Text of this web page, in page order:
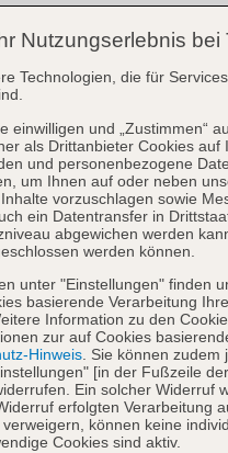
Nutzungserlebnis bei
Technologien, die für
einwilligen und „Zustimmen“
als Drittanbieter Cookies auf
und personenbezogene
um Ihnen auf oder neben
vorzuschlagen sowie
ein Datentransfer in
abgewichen werden
werden können.
unter "Einstellungen" finden
basierende Verarbeitung
Information zu den
zur auf Cookies
Hinweis . Sie können
[in der Fußzeile
Ein solcher Widerruf
erfolgten Verarbeitung
können keine
Cookies sind aktiv.